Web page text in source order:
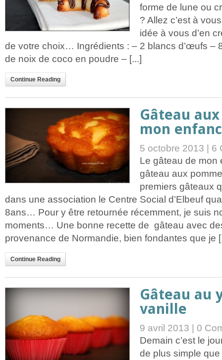
forme de lune ou
? Allez c’est à
idée à vous d’en
de votre choix… Ingrédients : – 2 blancs d’œufs –
de noix de coco en poudre – [...]
Continue Reading
Gâteau
mon
5 octobre 2013 | 6
Le gâteau de mon
gâteau aux
premiers gâteaux
dans une association le Centre Social d’Elbeuf
8ans… Pour y être retournée récemment, je suis
moments… Une bonne recette de gâteau avec
provenance de Normandie, bien fondantes que je
Continue Reading
Gâteau au
vanille
9 avril 2013 | 0
Demain c’est le
de plus simple